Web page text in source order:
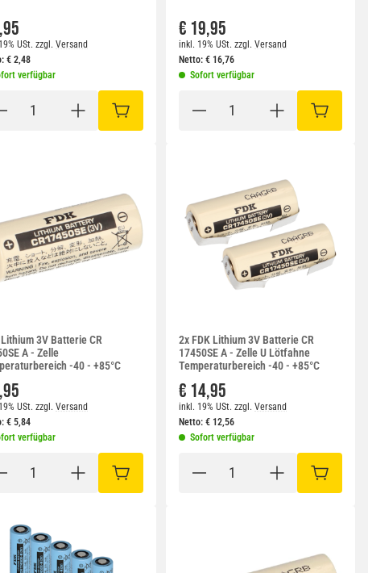
USt. zzgl. Versand
€ 2,48
verfügbar
IN DEN WARENKORB
€ 19,95
inkl. 19% USt. zzgl. Versand
Netto: € 16,76
Sofort verfügbar
IN DEN
Lithium 3V Batterie CR
A - Zelle
-40 - +85°C
USt. zzgl. Versand
€ 5,84
verfügbar
IN DEN WARENKORB
2x FDK Lithium 3V Batterie CR
17450SE A - Zelle U Lötfahne
Temperaturbereich -40 - +85°C
€ 14,95
inkl. 19% USt. zzgl. Versand
Netto: € 12,56
Sofort verfügbar
IN DEN